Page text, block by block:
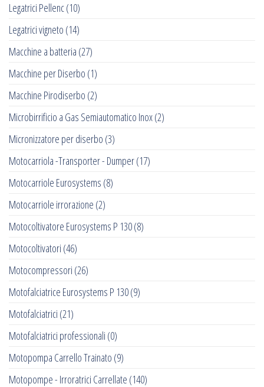
Legatrici Pellenc(10)
Legatrici vigneto (14)
Macchine a batteria (27)
Macchine per Diserbo (1)
Macchine Pirodiserbo (2)
Microbirrificio a Gas Semiautomatico Inox(2)
Micronizzatore per diserbo (3)
Motocarriola -Transporter - Dumper(17)
Motocarriole Eurosystems (8)
Motocarriole irrorazione (2)
Motocoltivatore Eurosystems P 130(8)
Motocoltivatori (46)
Motocompressori (26)
Motofalciatrice Eurosystems P 130(9)
Motofalciatrici (21)
Motofalciatrici professionali (0)
Motopompa Carrello Trainato (9)
Motopompe - Irroratrici Carrellate (140)